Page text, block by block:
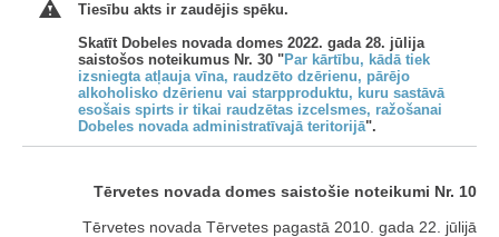
Tiesību akts ir zaudējis spēku.
Skatīt Dobeles novada domes 2022. gada 28. jūlija
saistošos noteikumus Nr. 30 "Par kārtību, kādā tiek
izsniegta atļauja vīna, raudzēto dzērienu, pārējo
alkoholisko dzērienu vai starpproduktu, kuru sastāvā
esošais spirts ir tikai raudzētas izcelsmes, ražošanai
Dobeles novada administratīvajā teritorijā".
Tērvetes novada domes saistošie noteikumi Nr. 10
Tērvetes novada Tērvetes pagastā 2010. gada 22. jūlijā